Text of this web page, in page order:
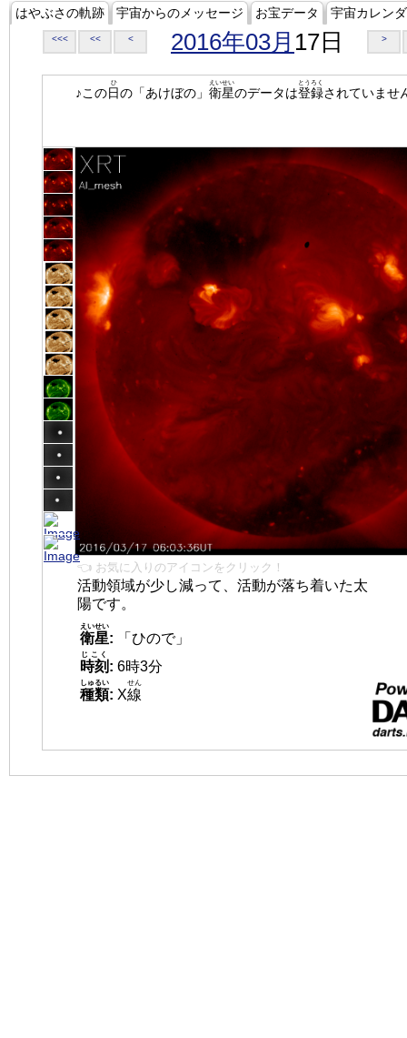
はやぶさの軌跡 宇宙からのメッセージ お宝データ 宇宙カレン
<<< << < 2016年03月 17日 >
♪この日
ひ
の「あけぼの」 衛星
えいせい
のデータは登録
とうろく
されていませ
👈 お気に入りのアイコンをクリック！
活動領域が少し減って、活動が落ち着いた太
陽です。
衛星
えいせい
:
「ひので」
時刻
じこく
: 6時3分
種類
しゅるい
: X線
せん